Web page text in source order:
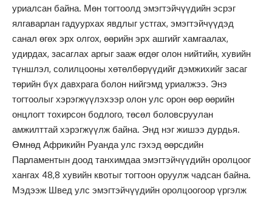
уриалсан байна. Мөн тогтоолд эмэгтэйчүүдийн эсрэг
ялгаварлан гадуурхах явдлыг устгах, эмэгтэйчүүдэд
санал өгөх эрх олгох, өөрийн эрх ашгийг хамгаалах,
удирдах, засаглах аргыг зааж өгдөг олон нийтийн, хувийн
түншлэл, солилцооны хөтөлбөрүүдийг дэмжихийг засаг
төрийн бүх давхрага болон нийгэмд уриалжээ. Энэ
тогтоолыг хэрэгжүүлэхээр олон улс орон өөр өөрийн
онцлогт тохирсон бодлого, төсөл боловсруулан
амжилттай хэрэгжүүлж байна. Энд нэг жишээ дурдья.
Өмнөд Африкийн Руанда улс гэхэд өөрсдийн
Парламентын доод танхимдаа эмэгтэйчүүдийн оролцоог
хангах 48,8 хувийн квотыг тогтоон оруулж чадсан байна.
Мэдээж Швед улс эмэгтэйчүүдийн оролцоогоор үргэлж